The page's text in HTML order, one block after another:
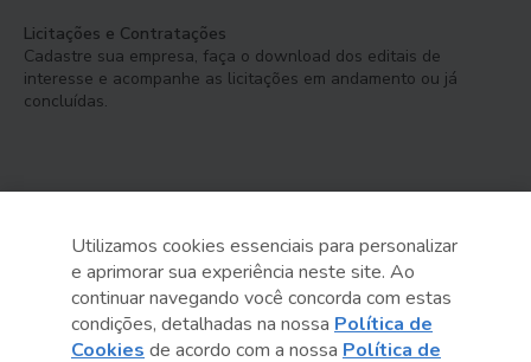
Licitações e Contratações
Cadastre sua empresa, faça o download dos editais de
interesse e acompanhe as licitações em andamento ou já
concluídas.
Serviço Social do Comércio
Administração Regional no Estado de São Paulo
Utilizamos cookies essenciais para personalizar
e aprimorar sua experiência neste site. Ao
continuar navegando você concorda com estas
condições, detalhadas na nossa Política de
Cookies de acordo com a nossa Política de